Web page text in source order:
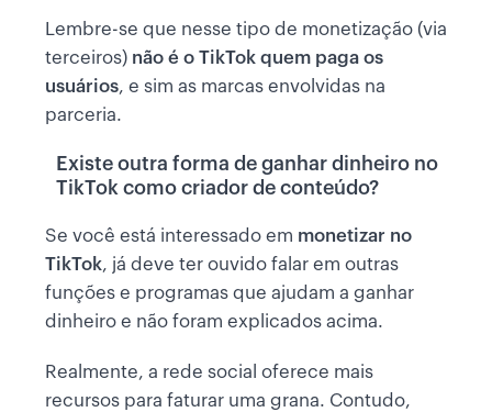
Lembre-se que nesse tipo de monetização (via
terceiros) não é o TikTok quem paga os
usuários, e sim as marcas envolvidas na
parceria.
Existe outra forma de ganhar dinheiro no
TikTok como criador de conteúdo?
Se você está interessado em monetizar no
TikTok, já deve ter ouvido falar em outras
funções e programas que ajudam a ganhar
dinheiro e não foram explicados acima.
Realmente, a rede social oferece mais
recursos para faturar uma grana. Contudo,